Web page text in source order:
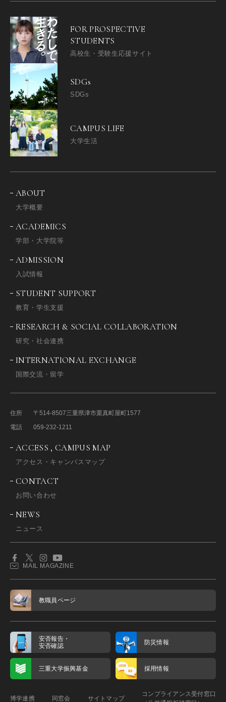
FOR PROSPECTIVE
STUDENTS
高校生・受験生応援サイト
SDGs
SDGs
CAMPUS LIFE
大学生活
ABOUT
大学概要
ACADEMICS
学部・大学院等
ADMISSION
入試情報
STUDENT SUPPORT
教育・学生支援
RESEARCH & SOCIAL COLLABORATION
研究・社会連携
INTERNATIONAL EXCHANGE
国際交流・留学
住所 〒514-8507三重県津市栗真町屋町1577
電話
059-232-1211
ACCESS , CAMPUS MAP
アクセス・キャンパスマップ
CONTACT
お問い合わせ
NEWS
ニュース
MAIL MAGAZINE
教職員ページ
安否報告・
安否確認
防災情報
三重大学振興基金 採用情報
博学連携 同窓会 サイトマップ
コンプライアンス受付窓口